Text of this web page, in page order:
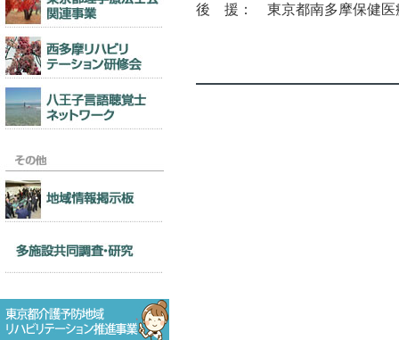
後 援： 東京都南多摩保健医